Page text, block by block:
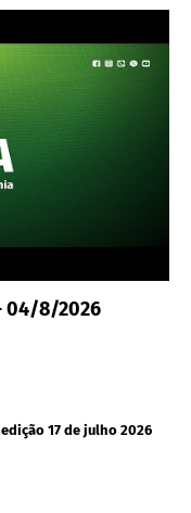
04/8/2026
17 de julho 2026